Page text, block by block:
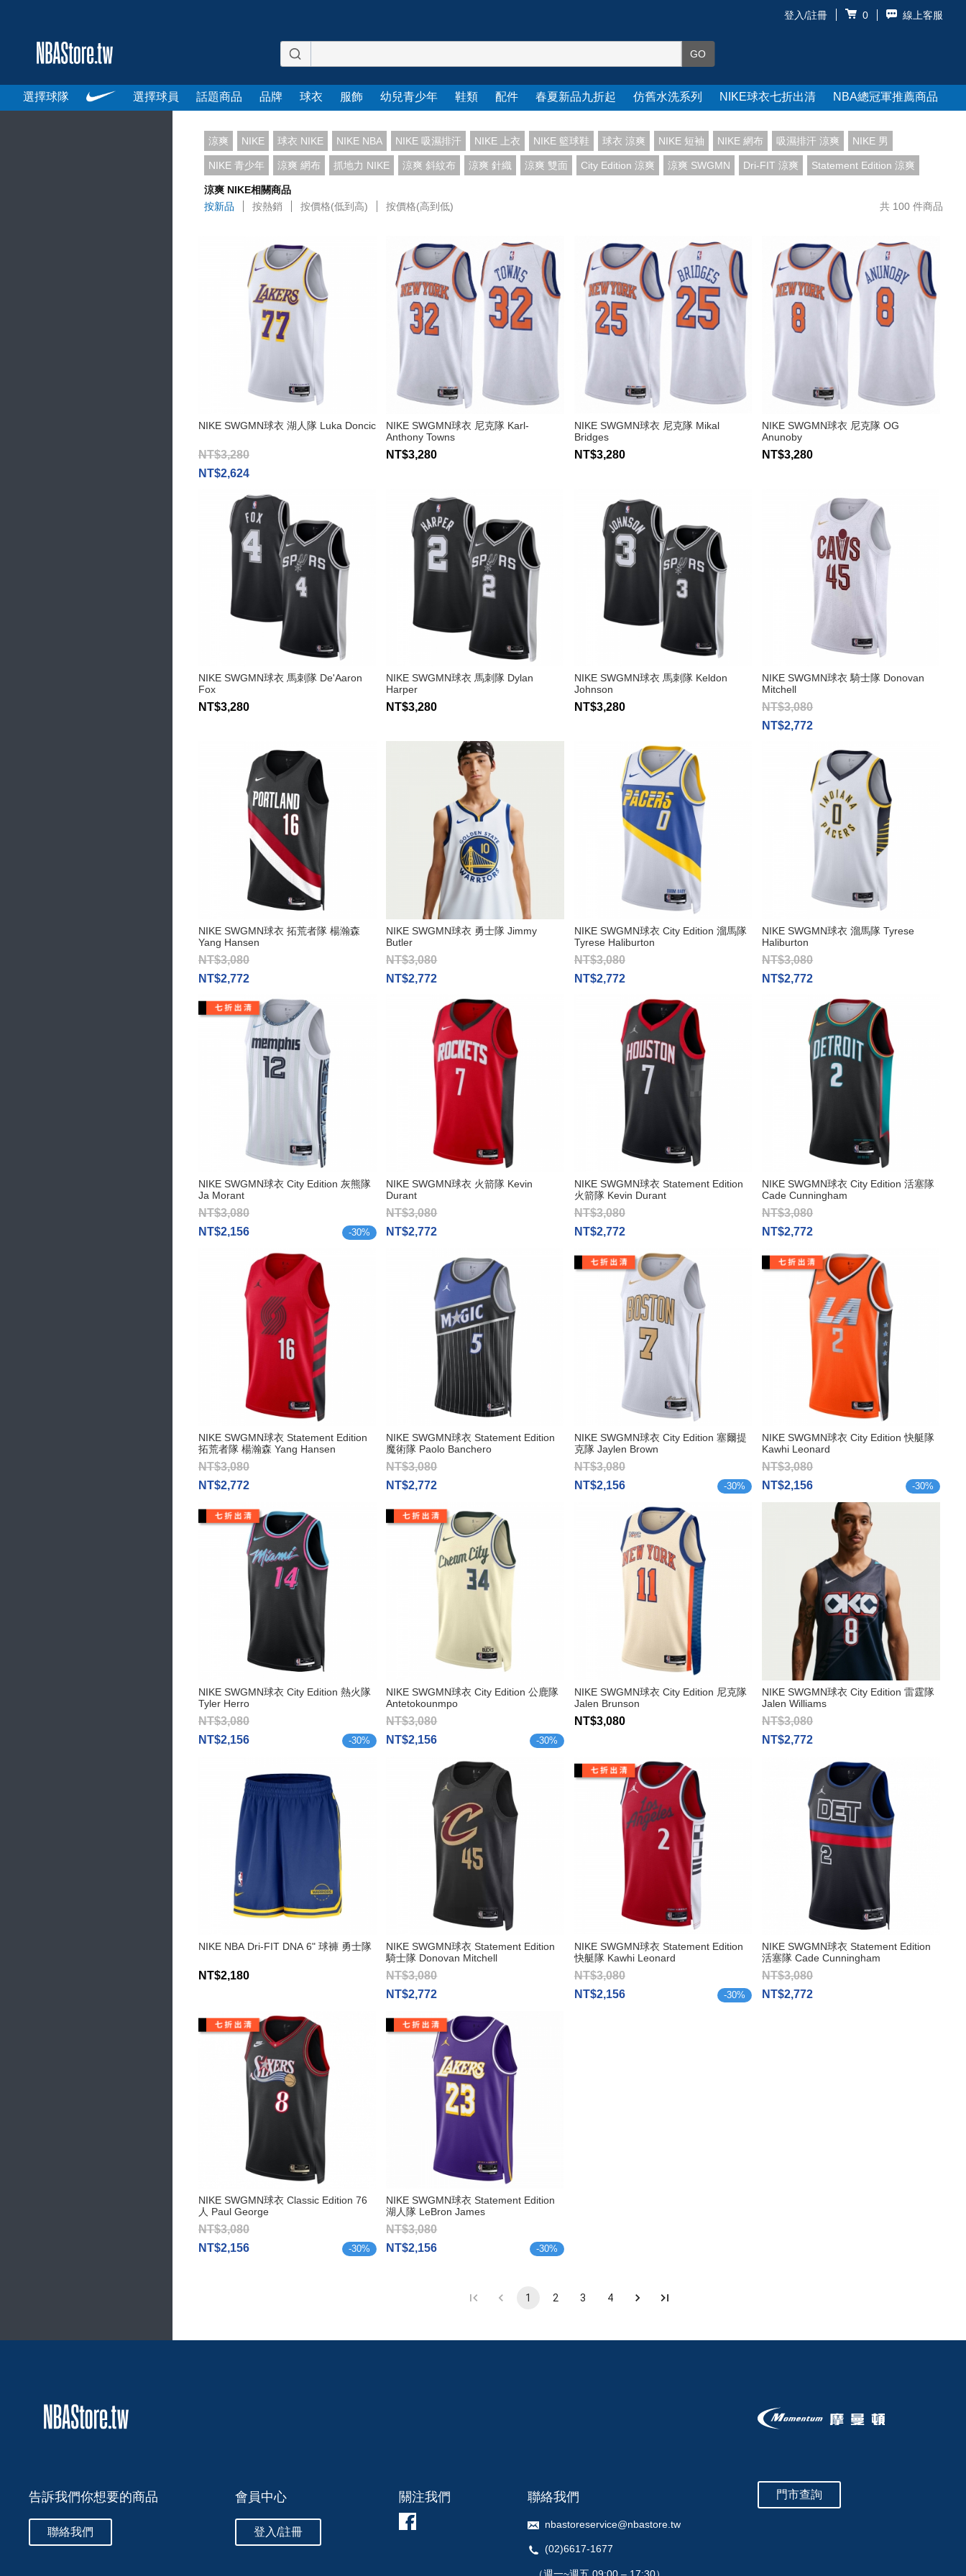
登入/註冊 0 線上客服
選擇球隊 選擇球員 話題商品 品牌 球衣 服飾 幼兒青少年 鞋類 配件 春夏新品九折起 仿舊水洗系列 NIKE球衣七折出清 NBA總冠軍推薦商品
涼爽 NIKE 球衣 NIKE NIKE NBA NIKE 吸濕排汗 NIKE 上衣 NIKE 籃球鞋 球衣 涼爽 NIKE 短袖 NIKE 網布 吸濕排汗 涼爽 NIKE 男
NIKE 青少年 涼爽 網布 抓地力 NIKE 涼爽 斜紋布 涼爽 針織 涼爽 雙面 City Edition 涼爽 涼爽 SWGMN Dri-FIT 涼爽 Statement Edition 涼爽
涼爽 NIKE相關商品
按新品
按熱銷 按價格(低到高) 按價格(高到低) 共 100 件商品
NIKE SWGMN球衣 湖人隊 Luka Doncic
NT$3,280
NT$2,624
NIKE SWGMN球衣 尼克隊 Karl-
Anthony Towns
NT$3,280
NIKE SWGMN球衣 尼克隊 Mikal
Bridges
NT$3,280
NIKE SWGMN球衣 尼克隊 OG
Anunoby
NT$3,280
NIKE SWGMN球衣 馬刺隊 De'Aaron
Fox
NT$3,280
NIKE SWGMN球衣 馬刺隊 Dylan
Harper
NT$3,280
NIKE SWGMN球衣 馬刺隊 Keldon
Johnson
NT$3,280
NIKE SWGMN球衣 騎士隊 Donovan
Mitchell
NT$3,080
NT$2,772
NIKE SWGMN球衣 拓荒者隊 楊瀚森
Yang Hansen
NT$3,080
NT$2,772
NIKE SWGMN球衣 勇士隊 Jimmy
Butler
NT$3,080
NT$2,772
NIKE SWGMN球衣 City Edition 溜馬隊
Tyrese Haliburton
NT$3,080
NT$2,772
NIKE SWGMN球衣 溜馬隊 Tyrese
Haliburton
NT$3,080
NT$2,772
NIKE SWGMN球衣 City Edition 灰熊隊
Ja Morant
NT$3,080
NT$2,156
-30%
NIKE SWGMN球衣 火箭隊 Kevin
Durant
NT$3,080
NT$2,772
NIKE SWGMN球衣 Statement Edition
火箭隊 Kevin Durant
NT$3,080
NT$2,772
NIKE SWGMN球衣 City Edition 活塞隊
Cade Cunningham
NT$3,080
NT$2,772
NIKE SWGMN球衣 Statement Edition
拓荒者隊 楊瀚森 Yang Hansen
NT$3,080
NT$2,772
NIKE SWGMN球衣 Statement Edition
魔術隊 Paolo Banchero
NT$3,080
NT$2,772
NIKE SWGMN球衣 City Edition 塞爾提
克隊 Jaylen Brown
NT$3,080
NT$2,156
-30%
NIKE SWGMN球衣 City Edition 快艇隊
Kawhi Leonard
NT$3,080
NT$2,156
-30%
NIKE SWGMN球衣 City Edition 熱火隊
Tyler Herro
NT$3,080
NT$2,156
-30%
NIKE SWGMN球衣 City Edition 公鹿隊
Antetokounmpo
NT$3,080
NT$2,156
-30%
NIKE SWGMN球衣 City Edition 尼克隊
Jalen Brunson
NT$3,080
NIKE SWGMN球衣 City Edition 雷霆隊
Jalen Williams
NT$3,080
NT$2,772
NIKE NBA Dri-FIT DNA 6" 球褲 勇士隊
NT$2,180
NIKE SWGMN球衣 Statement Edition
騎士隊 Donovan Mitchell
NT$3,080
NT$2,772
NIKE SWGMN球衣 Statement Edition
快艇隊 Kawhi Leonard
NT$3,080
NT$2,156
-30%
NIKE SWGMN球衣 Statement Edition
活塞隊 Cade Cunningham
NT$3,080
NT$2,772
NIKE SWGMN球衣 Classic Edition 76
人 Paul George
NT$3,080
NT$2,156
-30%
NIKE SWGMN球衣 Statement Edition
湖人隊 LeBron James
NT$3,080
NT$2,156
-30%
1 2 3 4
告訴我們你想要的商品
聯絡我們
會員中心
登入/註冊
聯絡我們
nbastoreservice@nbastore.tw
(02)6617-1677
（週一~週五 09:00 – 17:30）
門市查詢
關注我們